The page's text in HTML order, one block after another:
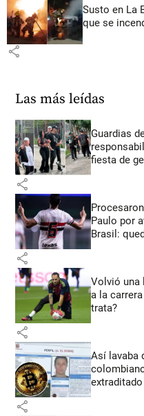
Susto en La
que se
share
Las más leídas
Guardias
fiesta de
share
Paulo por
Brasil:
share
Volvió una
a la
trata?
share
Así lavaba
extraditado
share